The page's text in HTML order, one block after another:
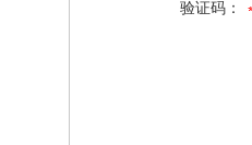
验证码：